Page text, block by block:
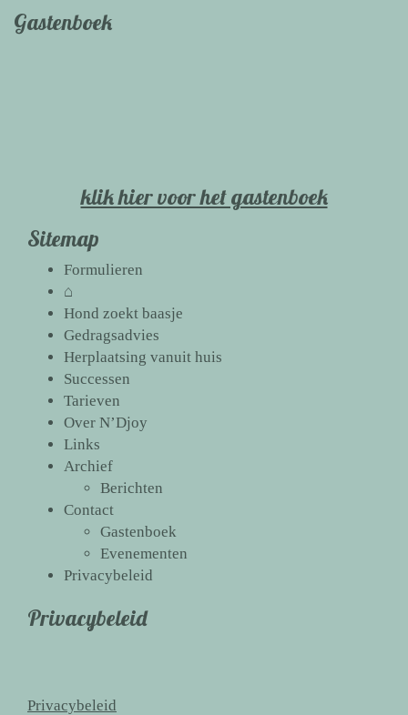
Gastenboek
klik hier voor het gastenboek
Sitemap
Formulieren
⌂
Hond zoekt baasje
Gedragsadvies
Herplaatsing vanuit huis
Successen
Tarieven
Over N’Djoy
Links
Archief
Berichten
Contact
Gastenboek
Evenementen
Privacybeleid
Privacybeleid
Privacybeleid